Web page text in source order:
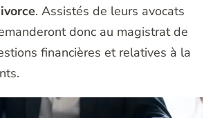
. Assistés de leurs avocats
donc au magistrat de
financières et relatives à la